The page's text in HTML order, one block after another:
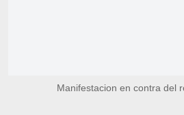
Manifestacion en contra del